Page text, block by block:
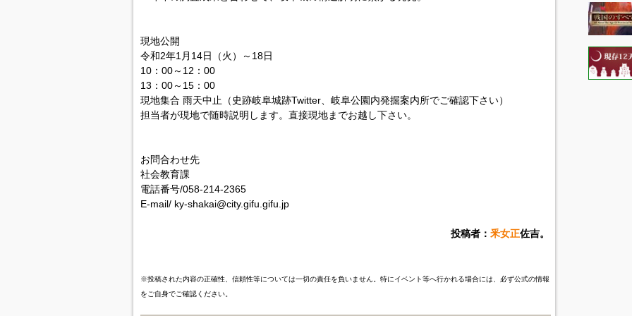
現地公開
令和2年1月14日（火）～18日
10：00～12：00
13：00～15：00
現地集合 雨天中止（史跡岐阜城跡Twitter、岐阜公園内発掘案内所でご確認下さい）
担当者が現地で随時説明します。直接現地までお越し下さい。
お問合わせ先
社会教育課
電話番号/058-214-2365
E-mail/ ky-shakai@city.gifu.gifu.jp
投稿者： 釆女正佐吉。
※投稿された内容の正確性、信頼性等については一切の責任を負いません。特にイベント等へ行かれる場合には、必ず公式の情報
をご自身でご確認ください。